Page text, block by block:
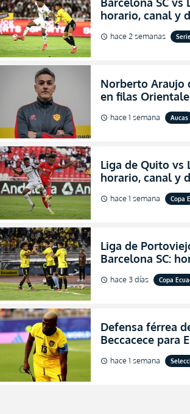
horario, canal y
VIVO la Fecha
2026
schedule hace 2 semanas
Norberto Araujo
en filas
abandonar la
de Aucas
schedule hace 1 semana Aucas
Liga de Quito vs
horario, canal y
VIVO los
Copa Ecuador
schedule hace 1 semana Copa
Liga de
Barcelona SC:
dónde ver EN
de final de la
schedule hace 3 días Copa
Defensa férrea
Beccacece para
al indicar que
indicado para
schedule hace 1 semana